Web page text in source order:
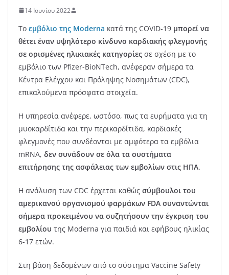
14 Ιουνίου 2022
Το εμβόλιο της Moderna κατά της COVID-19 μπορεί να
θέτει έναν υψηλότερο κίνδυνο καρδιακής φλεγμονής
σε ορισμένες ηλικιακές κατηγορίες σε σχέση με το
εμβόλιο των Pfizer-BioNTech, ανέφεραν σήμερα τα
Κέντρα Ελέγχου και Πρόληψης Νοσημάτων (CDC),
επικαλούμενα πρόσφατα στοιχεία.
Η υπηρεσία ανέφερε, ωστόσο, πως τα ευρήματα για τη
μυοκαρδίτιδα και την περικαρδίτιδα, καρδιακές
φλεγμονές που συνδέονται με αμφότερα τα εμβόλια
mRNA, δεν συνάδουν σε όλα τα συστήματα
επιτήρησης της ασφάλειας των εμβολίων στις ΗΠΑ.
Η ανάλυση των CDC έρχεται καθώς σύμβουλοι του
αμερικανού οργανισμού φαρμάκων FDA συναντώνται
σήμερα προκειμένου να συζητήσουν την έγκριση του
εμβολίου της Moderna για παιδιά και εφήβους ηλικίας
6-17 ετών.
Στη βάση δεδομένων από το σύστημα Vaccine Safety